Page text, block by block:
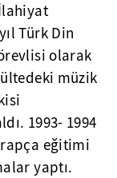
Türk Din
olarak
müzik
1993- 1994
eğitimi
yaptı.